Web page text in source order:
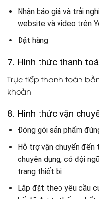
Nhận báo giá và trải
website và video trên
Đặt hàng
7. Hình thức thanh
Trực tiếp thanh toán
khoản
8. Hình thức vận
Đóng gói sản phẩm
Hỗ trợ vận chuyển đến
chuyên dụng, có đội
trang thiết bị
Lắp đặt theo yêu cầu